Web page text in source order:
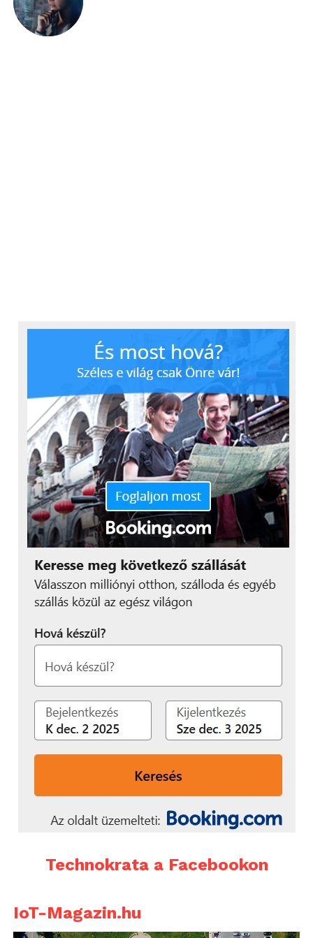
Technokrata a Facebookon
IoT-Magazin.hu